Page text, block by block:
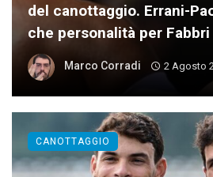
del canottaggio. Errani-
che personalità per Fabbri
Marco Corradi 2 Agosto
CANOTTAGGIO